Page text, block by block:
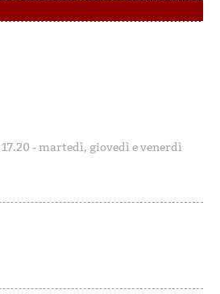
- martedì, giovedì e venerdì